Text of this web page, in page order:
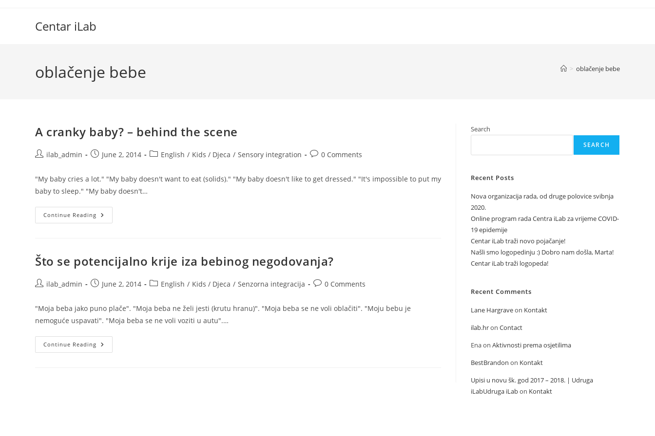
Centar iLab
oblačenje bebe > oblačenje bebe
A cranky baby? – behind the scene
Postilab_admin
PostJune 2, 2014
PostEnglish / Kids / Djeca / Sensory integration
Post0 Comments
"My baby cries a lot." "My baby doesn't want to eat (solids)." "My baby doesn't like to get dressed." "It's impossible to put my
baby to sleep." "My baby doesn't…
Continue Reading
Cranky
Scene
Što se potencijalno krije iza bebinog negodovanja?
Postilab_admin
PostJune 2, 2014
PostEnglish / Kids / Djeca / Senzorna integracija
Post0 Comments
"Moja beba jako puno plače". "Moja beba ne želi jesti (krutu hranu)". "Moja beba se ne voli oblačiti". "Moju bebu je
nemoguće uspavati". "Moja beba se ne voli voziti u autu".…
Continue Reading Što
Se
Search
SEARCH
Recent Posts
Nova organizacija rada, od druge polovice svibnja
2020.
Online program rada Centra iLab za vrijeme COVID-
19 epidemije
Centar iLab traži novo pojačanje!
Našli smo logopedinju :) Dobro nam došla, Marta!
Centar iLab traži logopeda!
Recent Comments
Lane Hargraveon Kontakt
ilab.hron Contact
Enaon Aktivnosti prema osjetilima
BestBrandon on Kontakt
Upisi u novu šk. god 2017 – 2018. | Udruga
iLabUdruga iLabon Kontakt